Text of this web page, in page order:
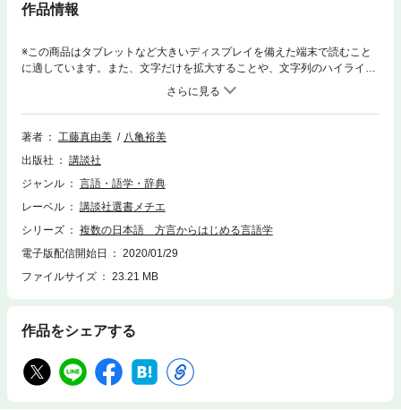
作品情報
※この商品はタブレットなど大きいディスプレイを備えた端末で読むこと
に適しています。また、文字だけを拡大することや、文字列のハイライ
ト、検索、辞書の参照、引用などの機能が使用できません。津軽弁もウチ
ナーグチも……方言は標準語よりも「世界標準」だった!?「落ち葉が散り
よる」と「散っとる」の違い? 「おかあさん干してある」ってどういう
こと？日本語はこんなに面白い！世界の中の日本語を考えるとき、その
は沖縄県、さらにブラジルの日系人社会まで、各地で使われている方言の
豊かな表現をとりあげ、さらに世界の言語との比較をすることで、日本語
準語」だけが日本語なのでは決してないことが発見され、さらには、各地
の方言が世界の言語と共通する普遍的なあり方をしていることさえも明ら
かになるでしょう。世界の言語学の現場で研究が進展している言語類型論
の手法を用いて、世界各国の言語と方言・標準語を自在に横断する、刺激
的な日本語論です。【本書の内容】1．「あっこに花子ちゃんがいてる」
シャリティー4．「生ちゅとーてーさやー」―テンスが伝えるのは時間だ
けじゃない5．「花子、美人でら」―美しいのは今日だけ？現象と本質の
違い6．「おかあさん、干してある」―「シテアル」にひそむ地域差7．
「花子、元気ない」は「花子は元気だ」？―ふらふらする形容詞と形容動
詞8．「全部食べれれんかった」―可能をいかに言い表すか9．「ねえ花
著者 工藤真由美
八亀裕美
出版社
講談社
ジャンル
言語・語学・辞典
レーベル
講談社選書メチエ
シリーズ
複数の日本語 方言からはじめる言語学
電子版配信開始日
2020/01/29
ファイルサイズ
23.21 MB
作品をシェアする